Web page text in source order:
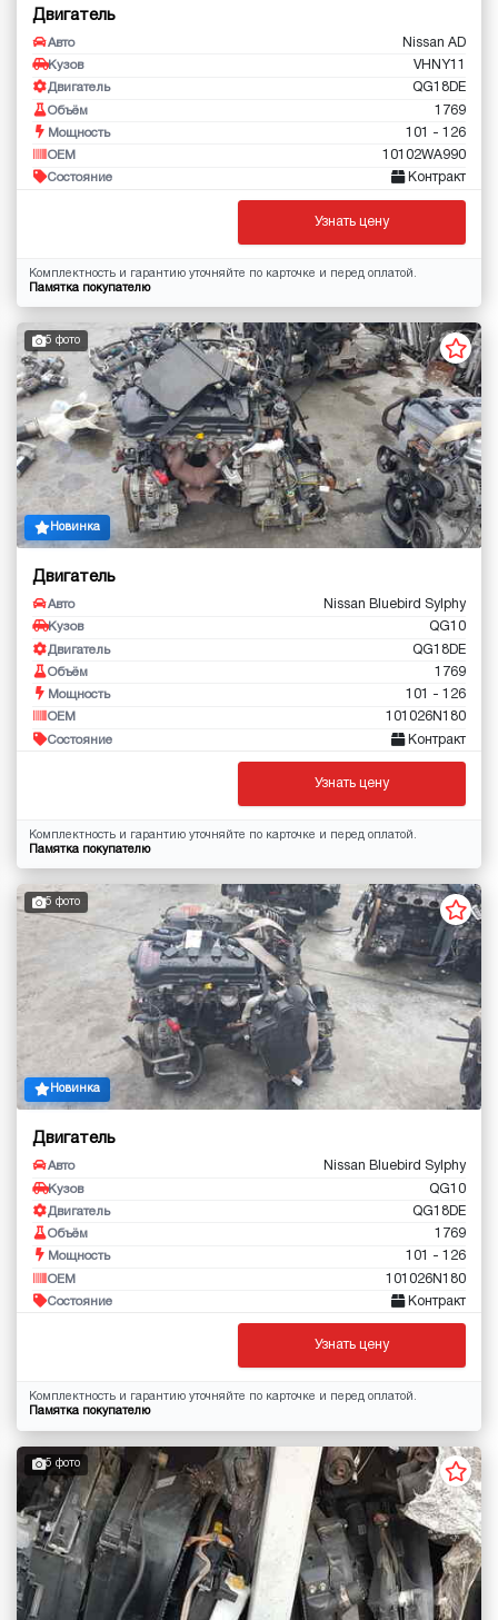
Двигатель
Авто Nissan AD
Кузов VHNY11
Двигатель QG18DE
Объём 1769
Мощность 101 - 126
OEM 10102WA990
Состояние Контракт
Узнать цену
Комплектность и гарантию уточняйте по карточке и перед оплатой.
Памятка покупателю
5 фото
Новинка
Двигатель
Авто Nissan Bluebird Sylphy
Кузов QG10
Двигатель QG18DE
Объём 1769
Мощность 101 - 126
OEM 101026N180
Состояние Контракт
Узнать цену
Комплектность и гарантию уточняйте по карточке и перед оплатой.
Памятка покупателю
5 фото
Новинка
Двигатель
Авто Nissan Bluebird Sylphy
Кузов QG10
Двигатель QG18DE
Объём 1769
Мощность 101 - 126
OEM 101026N180
Состояние Контракт
Узнать цену
Комплектность и гарантию уточняйте по карточке и перед оплатой.
Памятка покупателю
5 фото